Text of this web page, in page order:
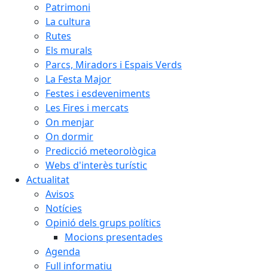
Patrimoni
La cultura
Rutes
Els murals
Parcs, Miradors i Espais Verds
La Festa Major
Festes i esdeveniments
Les Fires i mercats
On menjar
On dormir
Predicció meteorològica
Webs d'interès turístic
Actualitat
Avisos
Notícies
Opinió dels grups polítics
Mocions presentades
Agenda
Full informatiu